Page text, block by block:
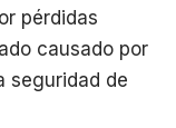
pérdidas
causado por
seguridad de